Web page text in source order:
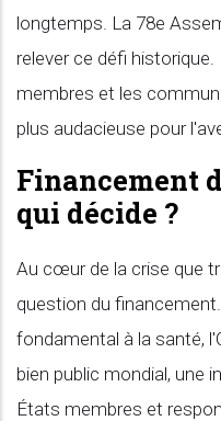
longtemps. La 78e
relever ce défi
membres et les
plus audacieuse pour
Financement
qui décide ?
Au cœur de la crise que
question du
fondamental à la santé,
bien public mondial, une
États membres et